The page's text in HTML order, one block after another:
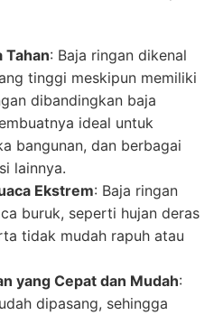
Tahan: Baja ringan dikenal
tinggi meskipun memiliki
dibandingkan baja
ideal untuk
bangunan, dan berbagai
lainnya.
Ekstrem: Baja ringan
buruk, seperti hujan deras
tidak mudah rapuh atau
yang Cepat dan Mudah:
dipasang, sehingga